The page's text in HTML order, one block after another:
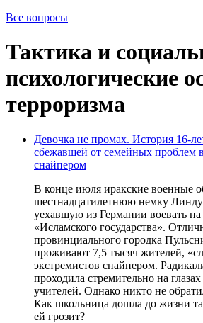
Все вопросы
Тактика и
психологические
терроризма
Девочка не промах. История 16-
сбежавшей от семейных проблем
снайпером
В конце июля иракские военные
шестнадцатилетнюю немку Линду
уехавшую из Германии воевать на
«Исламского государства».
провинциального городка
проживают 7,5 тысяч жителей,
экстремистов снайпером.
проходила стремительно на
учителей. Однако никто не
Как школьница дошла до жизни
ей грозит?